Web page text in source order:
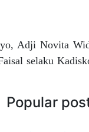
Adji Novita
selaku
Popular